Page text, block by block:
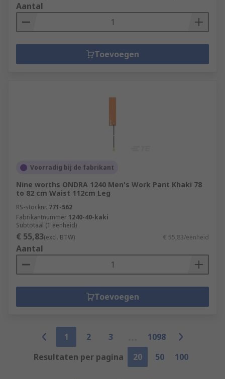
Aantal
Toevoegen
Voorradig bij de fabrikant
Nine worths ONDRA 1240 Men's Work Pant Khaki 78
to 82 cm Waist 112cm Leg
RS-stocknr. 771-562
Fabrikantnummer 1240-40-kaki
Subtotaal (1 eenheid)
€ 55,83(excl. BTW) € 55,83/eenheid
Aantal
Toevoegen
1 2 3
1098
Resultaten per pagina
20 50 100